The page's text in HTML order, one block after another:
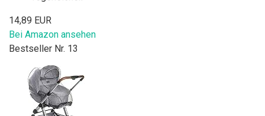
14,89 EUR
Bei Amazon ansehen
Bestseller Nr. 13